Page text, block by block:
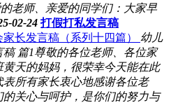
老师、亲爱的同学们：大家早
02-24 打假打私发言稿
长发言稿（系列十四篇）
幼儿
篇1尊敬的各位老师、各位家
天的妈妈，很荣幸今天能在此
所有家长衷心地感谢各位老
关心与呵护，是你们的努力与